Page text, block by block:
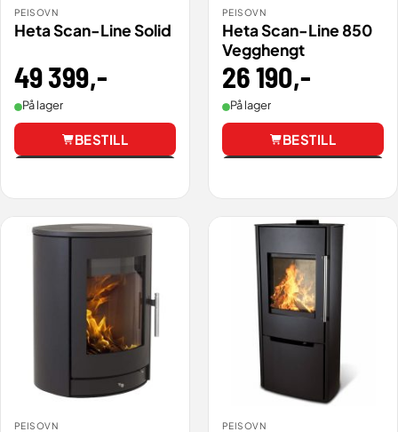
PEISOVN
Heta Scan-Line Solid
49 399,-
På lager
BESTILL
PEISOVN
Heta Scan-Line 850
Vegghengt
26 190,-
På lager
BESTILL
PEISOVN PEISOVN